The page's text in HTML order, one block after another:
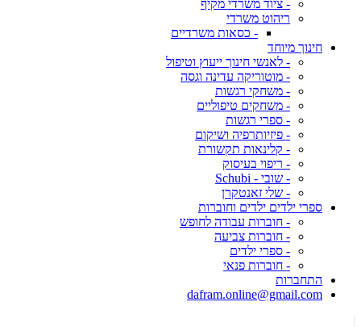
- ציוד משרדי מקיף
ריהוט משרדי
- כסאות משרדיים
חינוך מיוחד
- לאנשי חינוך ייעוץ וטיפול
- מוטוריקה עדינה וגסה
- משחקי רגשות
- משחקים טיפוליים
- ספרי רגשות
- פיזיותרפיה ושיקום
- קלינאות תקשורת
- ריפוי בעיסוק
- שובי - Schubi
- שלי זאנטקרן
ספרי ילדים ילדים וחוברות
- חוברות עבודה לחופש
- חוברות צביעה
- ספרי ילדים
- חוברות פנאי
התחברות
dafram.online@gmail.com